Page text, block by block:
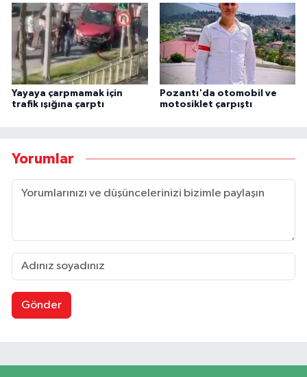
Yayaya çarpmamak için
trafik ışığına çarptı
Pozantı'da otomobil ve
motosiklet çarpıştı
Yorumlar
Gönder